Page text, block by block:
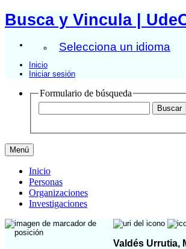
Busca y Vincula |
Selecciona un idioma
Inicio
Iniciar sesión
Formulario de búsqueda
Menú
Inicio
Personas
Organizaciones
Investigaciones
Valdés Urrutia,